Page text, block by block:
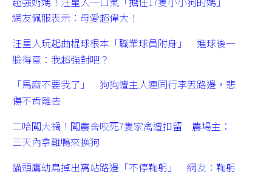
網友佩服表示：母愛超偉大！
汪星人玩起曲棍球根本「職業球員附身」 進球後一
臉得意：我超強對吧？
「馬麻不要我了」 狗狗遭主人連同行李丟路邊，悲
傷不肯離去
二哈闖大禍！闖農舍咬死7隻家禽遭扣留 農場主：
三天內拿雞鴨來換狗
貓頭鷹幼鳥掉出窩站路邊「不停鞠躬」 網友：鞠躬